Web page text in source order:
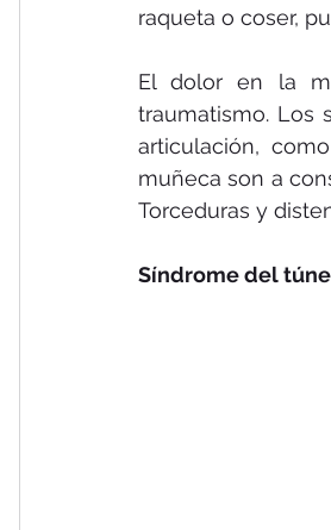
raqueta o coser,
El dolor en la
traumatismo. Los
articulación,
muñeca son a
Torceduras y
Síndrome del